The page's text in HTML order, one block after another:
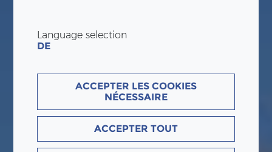
Language selection
DE
ACCEPTER LES COOKIES
NÉCESSAIRE
ACCEPTER TOUT